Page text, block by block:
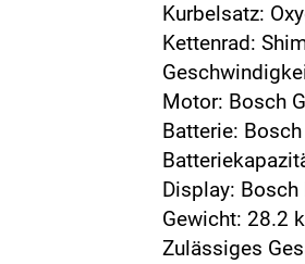
Kurbelsatz:
Kettenrad:
Motor: Bosch
Batterie:
Display:
Gewicht: 28.2
Zulässiges